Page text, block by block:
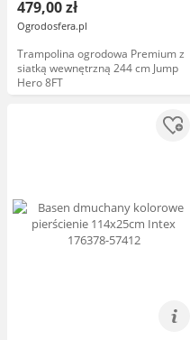
479,00 zł
Ogrodosfera.pl
Trampolina ogrodowa Premium z
siatką wewnętrzną 244 cm Jump
Hero 8FT